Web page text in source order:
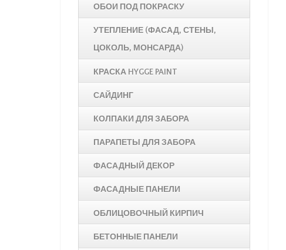
ОБОИ ПОД ПОКРАСКУ
УТЕПЛЕНИЕ (ФАСАД, СТЕНЫ,
ЦОКОЛЬ, МОНСАРДА)
КРАСКА HYGGE PAINT
САЙДИНГ
КОЛПАКИ ДЛЯ ЗАБОРА
ПАРАПЕТЫ ДЛЯ ЗАБОРА
ФАСАДНЫЙ ДЕКОР
ФАСАДНЫЕ ПАНЕЛИ
ОБЛИЦОВОЧНЫЙ КИРПИЧ
БЕТОННЫЕ ПАНЕЛИ